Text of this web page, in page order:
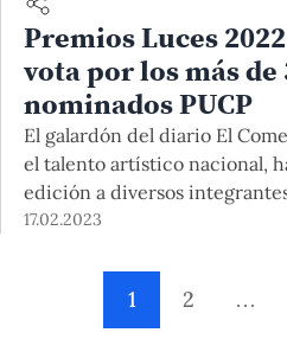
Premios Luces
vota por los más de
nominados PUCP
El galardón del diario El
el talento artístico nacional,
edición a diversos
comunidad PUCP en las
contenido, entre otras. Aquí
son y cómo puedes votar por
17.02.2023
1 2 …